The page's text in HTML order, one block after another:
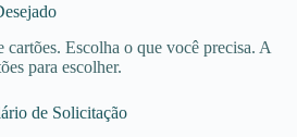
cartões. Escolha o que você precisa. A
para escolher.
de Solicitação